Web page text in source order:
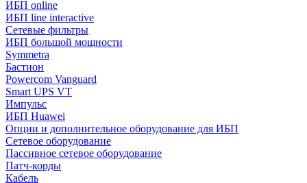
ИБП online
ИБП linе interactive
Сетевые фильтры
ИБП большой мощности
Symmetra
Бастион
Powercom Vanguard
Smart UPS VT
Импульс
ИБП Huawei
Опции и дополнительное оборудование для ИБП
Сетевое оборудование
Пассивное сетевое оборудование
Патч-корды
Кабель